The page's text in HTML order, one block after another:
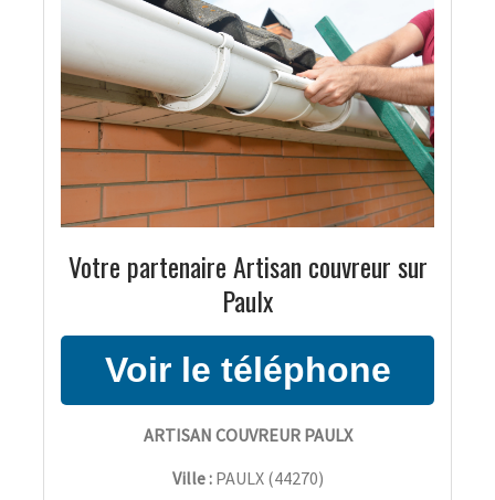
Votre partenaire Artisan couvreur sur
Paulx
ARTISAN COUVREUR PAULX
Ville : PAULX(44270)